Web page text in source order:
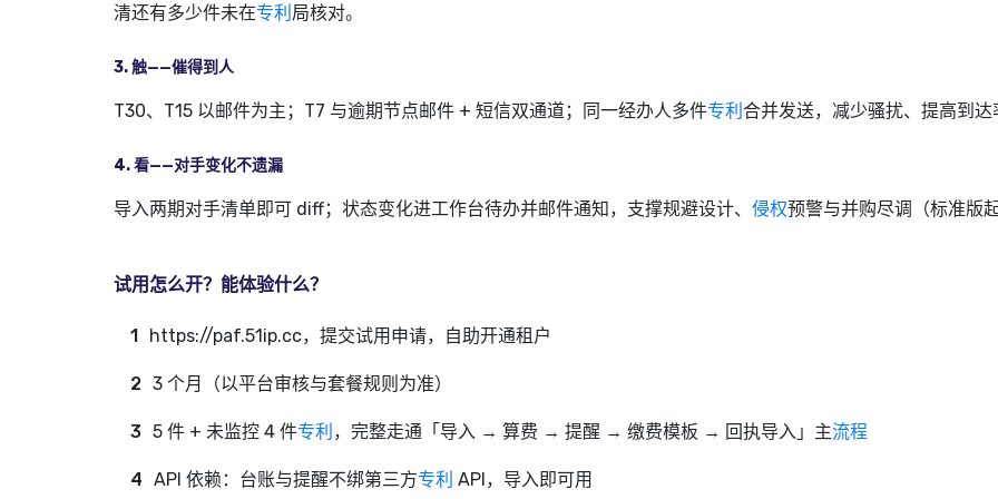
清还有多少件未在专利 局核对。
3. 触——催得到人
T30、T15 以邮件为主；T7 与逾期节点邮件 + 短信双通道；同一经办人多件专利 合并发送，减少骚扰、提高到达
4. 看——对手变化不遗漏
导入两期对手清单即可 diff；状态变化进工作台待办并邮件通知，支撑规避设计、 侵权预警与并购尽调（标准版起
试用怎么开？能体验什么？
https://paf.51ip.cc，提交试用申请，自助开通租户
3 个月（以平台审核与套餐规则为准）
5 件 + 未监控 4 件专利 ，完整走通「导入 → 算费 → 提醒 → 缴费模板 → 回执导入」主流程
API 依赖：台账与提醒不绑第三方专利 API，导入即可用